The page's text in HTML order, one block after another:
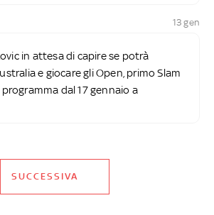
13 gen
in attesa di capire se potrà
e giocare gli Open, primo Slam
dal 17 gennaio a
SUCCESSIVA